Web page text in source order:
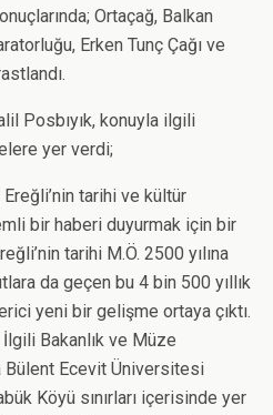
Ortaçağ, Balkan
Erken Tunç Çağı ve
Posbıyık, konuyla ilgili
yer verdi;
tarihi ve kültür
bir haberi duyurmak için bir
tarihi M.Ö. 2500 yılına
da geçen bu 4 bin 500 yıllık
yeni bir gelişme ortaya çıktı.
Bakanlık ve Müze
Bülent Ecevit Üniversitesi
Köyü sınırları içerisinde yer